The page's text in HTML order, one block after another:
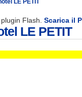
LE PETIT
Flash. Scarica il
LE PETIT